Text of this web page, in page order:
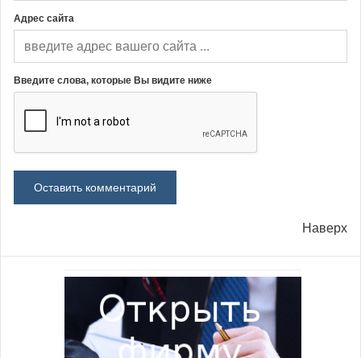
Адрес сайта
Введите слова, которые Вы видите ниже
Наверх